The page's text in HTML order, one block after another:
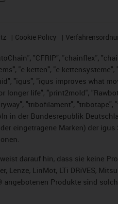
Cookie Policy
"CFRIP", "chainflex",
"e-ketten", "e-
"igus", "igus improves what
longer life", "print2mold",
"tribofilament",
in der Bundesrepublik
eingetragene Marken) der
darauf hin, dass sie keine
Lenze, LinMot, LTi DRiVES,
Produkte sind